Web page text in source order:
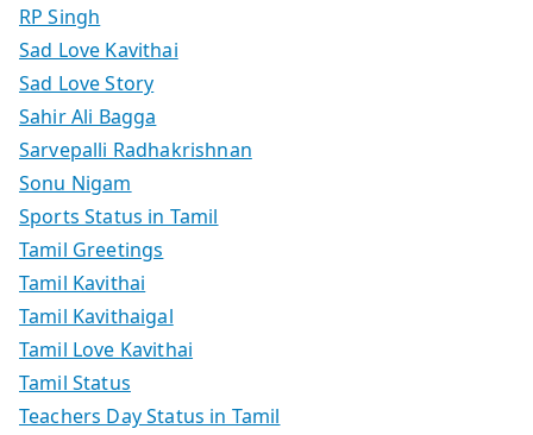
RP Singh
Sad Love Kavithai
Sad Love Story
Sahir Ali Bagga
Sarvepalli Radhakrishnan
Sonu Nigam
Sports Status in Tamil
Tamil Greetings
Tamil Kavithai
Tamil Kavithaigal
Tamil Love Kavithai
Tamil Status
Teachers Day Status in Tamil